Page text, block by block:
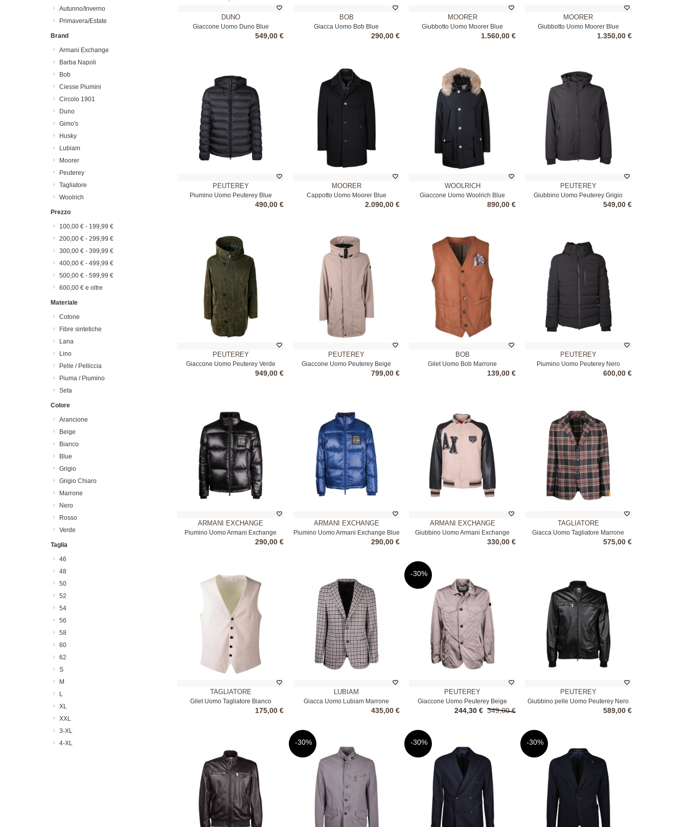
DUNO
Giaccone Uomo Duno Blue
549,00 €
BOB
Giacca Uomo Bob Blue
290,00 €
MOORER
Giubbotto Uomo Moorer Blue
1.560,00 €
MOORER
Giubbotto Uomo Moorer Blue
1.350,00 €
PEUTEREY
Piumino Uomo Peuterey Blue
490,00 €
MOORER
Cappotto Uomo Moorer Blue
2.090,00 €
WOOLRICH
Giaccone Uomo Woolrich Blue
890,00 €
PEUTEREY
Giubbino Uomo Peuterey Grigio
549,00 €
PEUTEREY
Giaccone Uomo Peuterey Verde
949,00 €
PEUTEREY
Giaccone Uomo Peuterey Beige
799,00 €
BOB
Gilet Uomo Bob Marrone
139,00 €
PEUTEREY
Piumino Uomo Peuterey Nero
600,00 €
ARMANI EXCHANGE
Piumino Uomo Armani Exchange
290,00 €
ARMANI EXCHANGE
Piumino Uomo Armani Exchange Blue
290,00 €
ARMANI EXCHANGE
Giubbino Uomo Armani Exchange
330,00 €
TAGLIATORE
Giacca Uomo Tagliatore Marrone
575,00 €
TAGLIATORE
Gilet Uomo Tagliatore Bianco
175,00 €
LUBIAM
Giacca Uomo Lubiam Marrone
435,00 €
-30%
PEUTEREY
Giaccone Uomo Peuterey Beige
349,00 €
244,30 €
PEUTEREY
Giubbino pelle Uomo Peuterey Nero
589,00 €
-30% -30% -30%
Autunno/Inverno
Primavera/Estate
Brand
Armani Exchange
Barba Napoli
Bob
Ciesse Piumini
Circolo 1901
Duno
Gimo's
Husky
Lubiam
Moorer
Peuterey
Tagliatore
Woolrich
Prezzo
100,00 € - 199,99 €
200,00 € - 299,99 €
300,00 € - 399,99 €
400,00 € - 499,99 €
500,00 € - 599,99 €
600,00 € e oltre
Materiale
Cotone
Fibre sintetiche
Lana
Lino
Pelle / Pelliccia
Piuma / Piumino
Seta
Colore
Arancione
Beige
Bianco
Blue
Grigio
Grigio Chiaro
Marrone
Nero
Rosso
Verde
Taglia
46
48
50
52
54
56
58
60
62
S
M
L
XL
XXL
3-XL
4-XL